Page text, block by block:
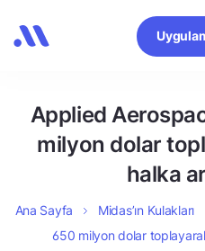
Applied
milyon dolar
halka
Ana Sayfa Midas’ın Kulakları
650 milyon dolar